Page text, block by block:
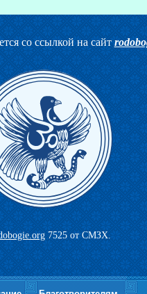
со ссылкой на сайт
7525 от СМЗХ.